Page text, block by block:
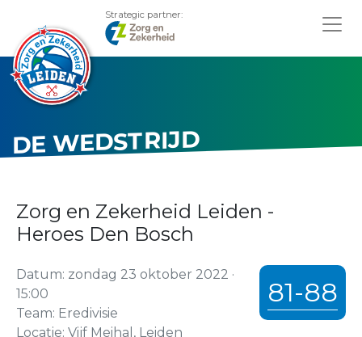
Strategic partner:
DE WEDSTRIJD
Zorg en Zekerheid Leiden -
Heroes Den Bosch
81-88
Datum: zondag 23 oktober 2022 ·
15:00
Team: Eredivisie
Locatie: Vijf Meihal, Leiden